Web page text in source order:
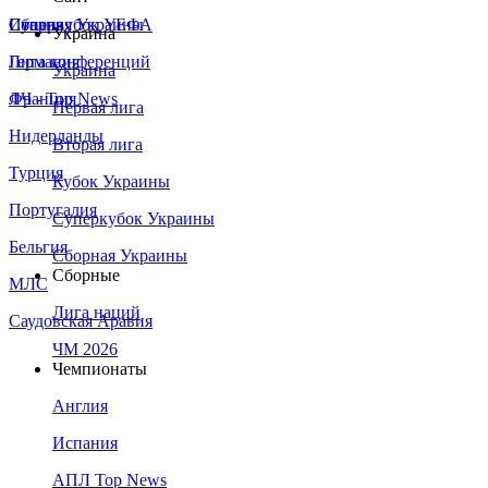
Сборная Украины
Италия
Германия
Франция
Нидерланды
Турция
Португалия
Бельгия
МЛС
Саудовская Аравия
Суперкубок УЕФА
Лига конференций
ЛЧ - Top News
Украина
Украина
Первая лига
Вторая лига
Кубок Украины
Суперкубок Украины
Сборная Украины
Сборные
Лига наций
ЧМ 2026
Чемпионаты
Англия
Испания
АПЛ Top News